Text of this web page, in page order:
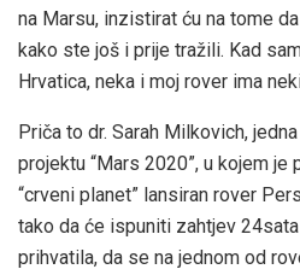
na Marsu, inzistirat ću na tome
kako ste još i prije tražili. Kad
Hrvatica, neka i moj rover ima
Priča to dr. Sarah Milkovich,
projektu “Mars 2020”, u kojem je
“crveni planet” lansiran rover
tako da će ispuniti zahtjev
prihvatila, da se na jednom od